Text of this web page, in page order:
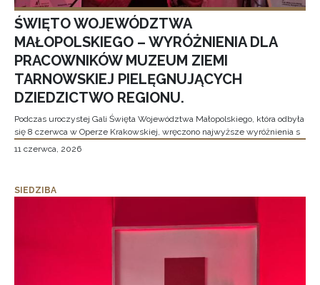
ŚWIĘTO WOJEWÓDZTWA
MAŁOPOLSKIEGO – WYRÓŻNIENIA DLA
PRACOWNIKÓW MUZEUM ZIEMI
TARNOWSKIEJ PIELĘGNUJĄCYCH
DZIEDZICTWO REGIONU.
Podczas uroczystej Gali Święta Województwa Małopolskiego, która odbyła
się 8 czerwca w Operze Krakowskiej, wręczono najwyższe wyróżnienia s
11 czerwca, 2026
SIEDZIBA